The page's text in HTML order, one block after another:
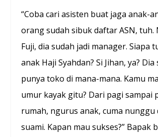
“Coba cari asisten buat jaga anak-
orang sudah sibuk daftar ASN, tuh.
Fuji, dia sudah jadi manager. Siapa
anak Haji Syahdan? Si Jihan, ya? Dia
punya toko di mana-mana. Kamu
umur kayak gitu? Dari pagi sampai
rumah, ngurus anak, cuma nunggu
suami. Kapan mau sukses?” Bapak